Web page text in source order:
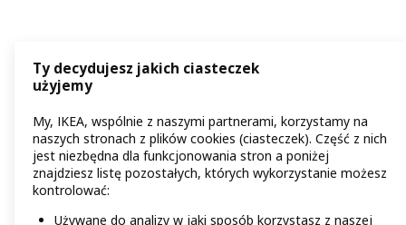
Ty decydujesz jakich ciasteczek
użyjemy
My, IKEA, wspólnie z naszymi partnerami, korzystamy na
naszych stronach z plików cookies (ciasteczek). Część z nich
jest niezbędna dla funkcjonowania stron a poniżej
znajdziesz listę pozostałych, których wykorzystanie możesz
kontrolować:
Używane do analizy w jaki sposób korzystasz z naszej